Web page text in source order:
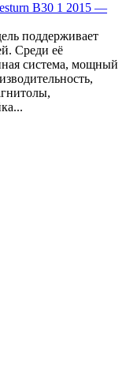
B30 1 2015 —
поддерживает
Среди её
система, мощный